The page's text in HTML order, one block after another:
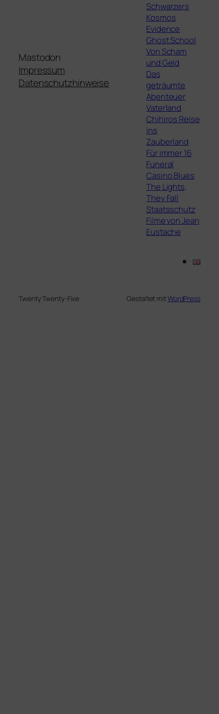
Mastodon
Impressum
Datenschutzhinweise
Schwarzers
Kosmos
Evidence
Ghost School
Von Scham
und Geld
Das
geträumte
Abenteuer
Vaterland
Chihiros Reise
ins
Zauberland
Für immer 16
Funeral
Casino Blues
The Lights,
They Fall
Staatsschutz
Filme von Jean
Eustache
Twenty Twenty-Five Gestaltet mitWordPress